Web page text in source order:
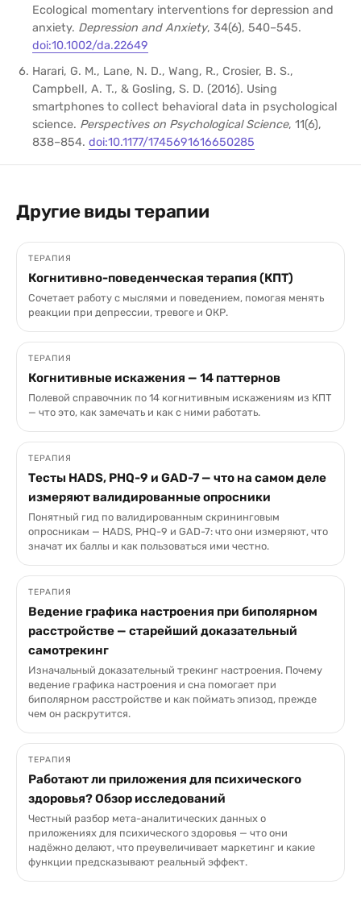
Ecological momentary interventions for depression and
anxiety. Depression and Anxiety, 34(6), 540–545.
doi:10.1002/da.22649
Harari, G. M., Lane, N. D., Wang, R., Crosier, B. S.,
Campbell, A. T., & Gosling, S. D. (2016). Using
smartphones to collect behavioral data in psychological
science. Perspectives on Psychological Science, 11(6),
838–854. doi:10.1177/1745691616650285
Другие виды терапии
ТЕРАПИЯ
Когнитивно-поведенческая терапия (КПТ)
Сочетает работу с мыслями и поведением, помогая менять
реакции при депрессии, тревоге и ОКР.
ТЕРАПИЯ
Когнитивные искажения — 14 паттернов
Полевой справочник по 14 когнитивным искажениям из КПТ
— что это, как замечать и как с ними работать.
ТЕРАПИЯ
Тесты HADS, PHQ-9 и GAD-7 — что на самом деле
измеряют валидированные опросники
Понятный гид по валидированным скрининговым
опросникам — HADS, PHQ-9 и GAD-7: что они измеряют, что
значат их баллы и как пользоваться ими честно.
ТЕРАПИЯ
Ведение графика настроения при биполярном
расстройстве — старейший доказательный
самотрекинг
Изначальный доказательный трекинг настроения. Почему
ведение графика настроения и сна помогает при
биполярном расстройстве и как поймать эпизод, прежде
чем он раскрутится.
ТЕРАПИЯ
Работают ли приложения для психического
здоровья? Обзор исследований
Честный разбор мета-аналитических данных о
приложениях для психического здоровья — что они
надёжно делают, что преувеличивает маркетинг и какие
функции предсказывают реальный эффект.